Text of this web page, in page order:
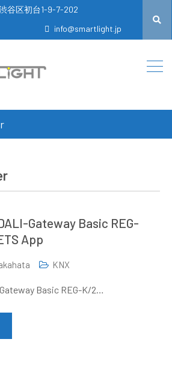
谷区初台1-9-7-202
info@smartlight.jp
Gateway Basic REG-
App
KNX
Basic REG-K/2…